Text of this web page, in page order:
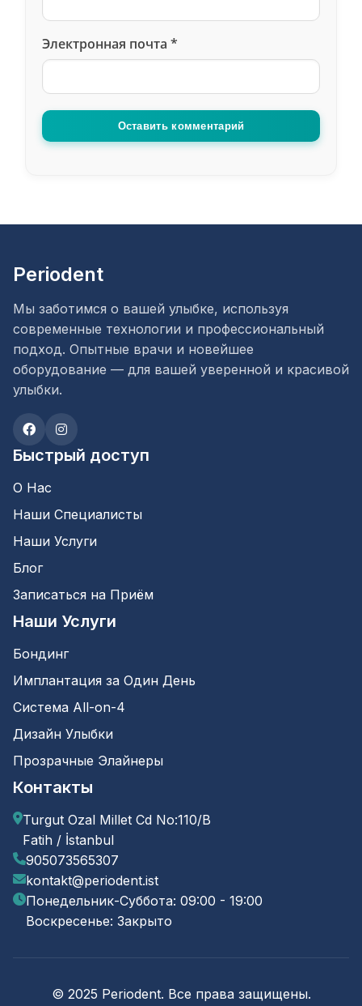
Электронная почта *
Оставить комментарий
Periodent
Мы заботимся о вашей улыбке, используя
современные технологии и профессиональный
подход. Опытные врачи и новейшее
оборудование — для вашей уверенной и красивой
улыбки.
Быстрый доступ
О Нас
Наши Специалисты
Наши Услуги
Блог
Записаться на Приём
Наши Услуги
Бондинг
Имплантация за Один День
Система All-on-4
Дизайн Улыбки
Прозрачные Элайнеры
Контакты
Turgut Ozal Millet Cd No:110/B
Fatih / İstanbul
905073565307
kontakt@periodent.ist
Понедельник-Суббота: 09:00 - 19:00
Воскресенье: Закрыто
© 2025 Periodent. Все права защищены.